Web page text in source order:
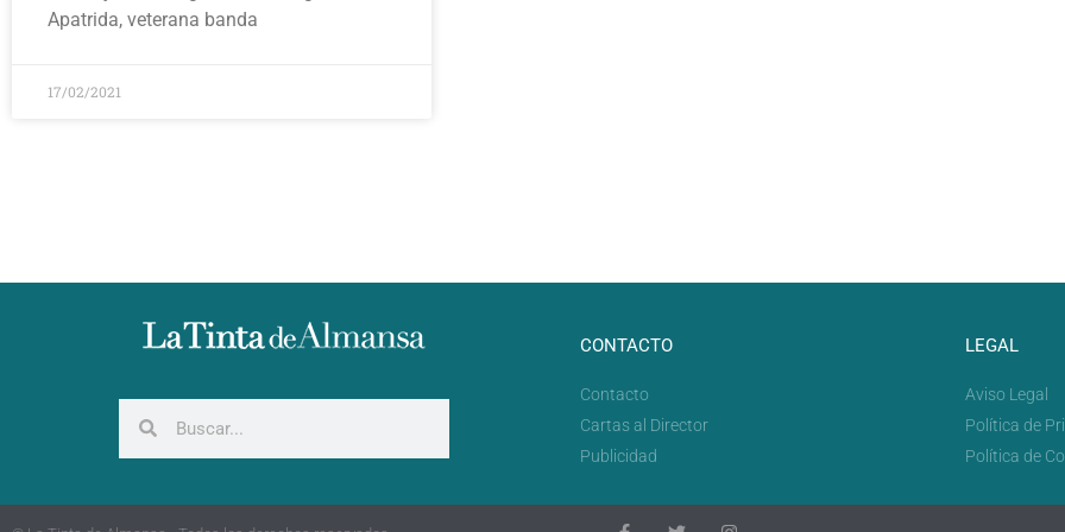
Apatrida, veterana banda
17/02/2021
CONTACTO
Contacto
Cartas al Director
Publicidad
LEGAL
Aviso Legal
Política de
Política de